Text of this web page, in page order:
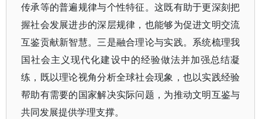
传承等的普遍规律与个性特征。这既有助于更深刻把
握社会发展进步的深层规律，也能够为促进文明交流
互鉴贡献新智慧。三是融合理论与实践。系统梳理我
国社会主义现代化建设中的经验做法并加强总结凝
练，既以理论视角分析全球社会现象，也以实践经验
帮助有需要的国家解决实际问题，为推动文明互鉴与
共同发展提供学理支撑。